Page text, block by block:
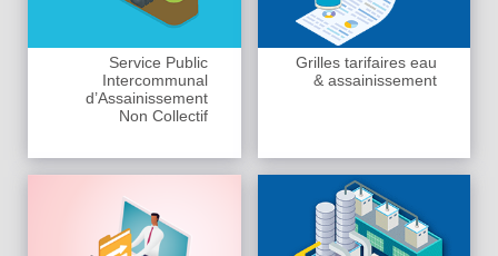
Service Public
Intercommunal
d’Assainissement
Non Collectif
Grilles tarifaires eau
& assainissement